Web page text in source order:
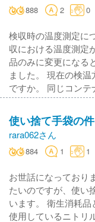
888 2 0
検収時の温度測定に
収における温度測定
品のみに変更になる
ました。 現在の検
ですか。 同じコン
使い捨て手袋の件
rara062さん
884 1 1
お世話になっており
たいのですが、使い
います。 衛生消耗
使用しているニトリ